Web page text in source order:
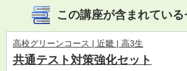
この講座が含まれてい
高校グリーンコース | 近畿 | 高3生
共通テスト対策強化セット